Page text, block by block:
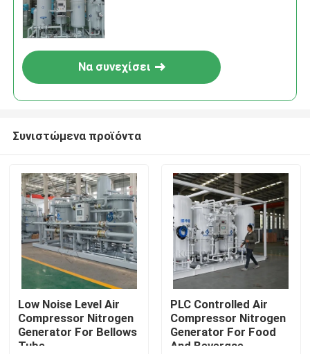
Να συνεχίσει
Συνιστώμενα προϊόντα
Low Noise Level Air
Compressor Nitrogen
Generator For Bellows
Tube
PLC Controlled Air
Compressor Nitrogen
Generator For Food
And Bevergae